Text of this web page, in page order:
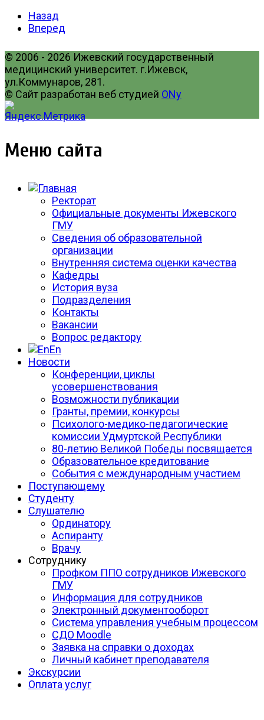
Назад
Вперед
© 2006 - 2026 Ижевский государственный
медицинский университет. г.Ижевск,
ул.Коммунаров, 281.
© Сайт разработан веб студией ONy
Меню сайта
Ректорат
Официальные документы Ижевского
ГМУ
Сведения об образовательной
организации
Внутренняя система оценки качества
Кафедры
История вуза
Подразделения
Контакты
Вакансии
Вопрос редактору
En
Новости
Конференции, циклы
усовершенствования
Возможности публикации
Гранты, премии, конкурсы
Психолого-медико-педагогические
комиссии Удмуртской Республики
80-летию Великой Победы посвящается
Образовательное кредитование
События с международным участием
Поступающему
Студенту
Слушателю
Ординатору
Аспиранту
Врачу
Сотруднику
Профком ППО сотрудников Ижевского
ГМУ
Информация для сотрудников
Электронный документооборот
Система управления учебным процессом
СДО Moodle
Заявка на справки о доходах
Личный кабинет преподавателя
Экскурсии
Оплата услуг